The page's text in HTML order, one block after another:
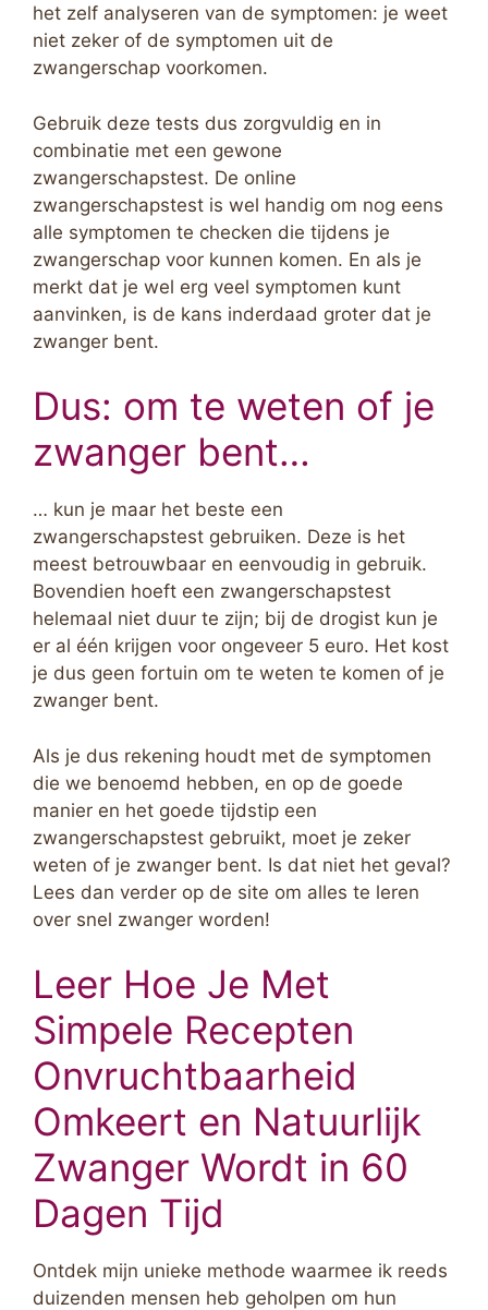
het zelf analyseren van de symptomen: je weet
niet zeker of de symptomen uit de
zwangerschap voorkomen.
Gebruik deze tests dus zorgvuldig en in
combinatie met een gewone
zwangerschapstest. De online
zwangerschapstest is wel handig om nog eens
alle symptomen te checken die tijdens je
zwangerschap voor kunnen komen. En als je
merkt dat je wel erg veel symptomen kunt
aanvinken, is de kans inderdaad groter dat je
zwanger bent.
Dus: om te weten of je
zwanger bent…
… kun je maar het beste een
zwangerschapstest gebruiken. Deze is het
meest betrouwbaar en eenvoudig in gebruik.
Bovendien hoeft een zwangerschapstest
helemaal niet duur te zijn; bij de drogist kun je
er al één krijgen voor ongeveer 5 euro. Het kost
je dus geen fortuin om te weten te komen of je
zwanger bent.
Als je dus rekening houdt met de symptomen
die we benoemd hebben, en op de goede
manier en het goede tijdstip een
zwangerschapstest gebruikt, moet je zeker
weten of je zwanger bent. Is dat niet het geval?
Lees dan verder op de site om alles te leren
over snel zwanger worden!
Leer Hoe Je Met
Simpele Recepten
Onvruchtbaarheid
Omkeert en Natuurlijk
Zwanger Wordt in 60
Dagen Tijd
Ontdek mijn unieke methode waarmee ik reeds
duizenden mensen heb geholpen om hun